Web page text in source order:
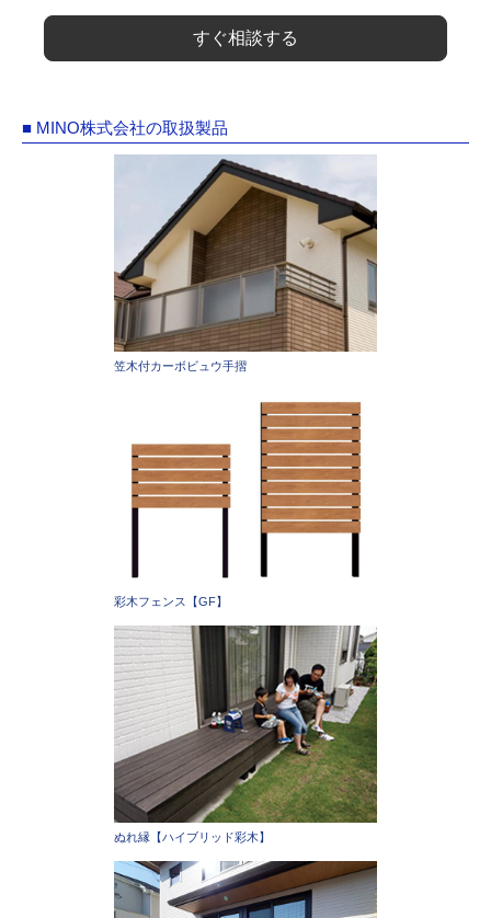
すぐ相談する
■ MINO株式会社の取扱製品
笠木付カーボビュウ手摺
彩木フェンス【GF】
ぬれ縁【ハイブリッド彩木】